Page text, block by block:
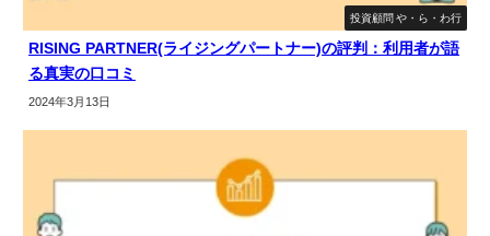
投資顧問 や・ら・わ行
RISING PARTNER(ライジングパートナー)の評判：利用者が語
る真実の口コミ
2024年3月13日